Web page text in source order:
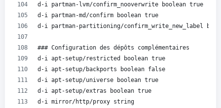
d-i partman-lvm/confirm_nooverwrite boolean true
d-i partman-md/confirm boolean true
d-i partman-partitioning/confirm_write_new_label
### Configuration des dépôts complémentaires
d-i apt-setup/restricted boolean true
d-i apt-setup/backports boolean false
d-i apt-setup/universe boolean true
d-i apt-setup/extras boolean true
d-i mirror/http/proxy string